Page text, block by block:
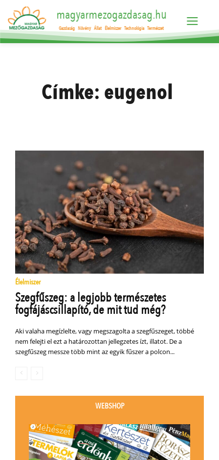
magyarmezogazdasag.hu
Gazdaság Növény Állat Élelmiszer Technológia Természet
Címke: eugenol
Élelmiszer
Szegfűszeg: a legjobb természetes
fogfájáscsillapító, de mit tud még?
Aki valaha megízlelte, vagy megszagolta a szegfűszeget, többé
nem felejti el ezt a határozottan jellegzetes ízt, illatot. De a
szegfűszeg messze több mint az egyik fűszer a polcon...
WEBSHOP